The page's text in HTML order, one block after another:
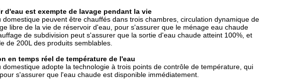
est exempte de lavage pendant la vie
peuvent être chauffés dans trois chambres, circulation dynamique de
libre de la vie de réservoir d'eau, pour s'assurer que le ménage eau chaude
de subdivision peut s'assurer que la sortie d'eau chaude atteint 100%, et
de 200L des produits semblables.
en temps réel de température de l'eau
adopte la technologie à trois points de contrôle de température, qui
s'assurer que l'eau chaude est disponible immédiatement.